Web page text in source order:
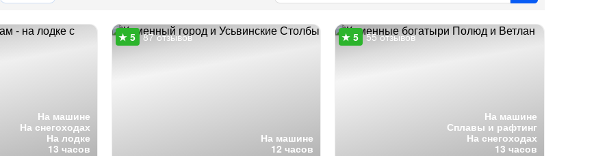
На машине
На снегоходах
На лодке
13 часов
На машине
12 часов
87 отзывов
На машине
Сплавы и рафтинг
На снегоходах
13 часов
55 отзывов